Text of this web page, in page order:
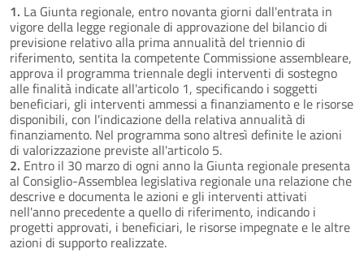
1. La Giunta regionale, entro novanta giorni dall'entrata in
vigore della legge regionale di approvazione del bilancio di
previsione relativo alla prima annualità del triennio di
riferimento, sentita la competente Commissione assembleare,
approva il programma triennale degli interventi di sostegno
alle finalità indicate all'articolo 1, specificando i soggetti
beneficiari, gli interventi ammessi a finanziamento e le risorse
disponibili, con l'indicazione della relativa annualità di
finanziamento. Nel programma sono altresì definite le azioni
di valorizzazione previste all'articolo 5.
2. Entro il 30 marzo di ogni anno la Giunta regionale presenta
al Consiglio-Assemblea legislativa regionale una relazione che
descrive e documenta le azioni e gli interventi attivati
nell'anno precedente a quello di riferimento, indicando i
progetti approvati, i beneficiari, le risorse impegnate e le altre
azioni di supporto realizzate.